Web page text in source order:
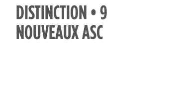
DISTINCTION • 9
NOUVEAUX ASC